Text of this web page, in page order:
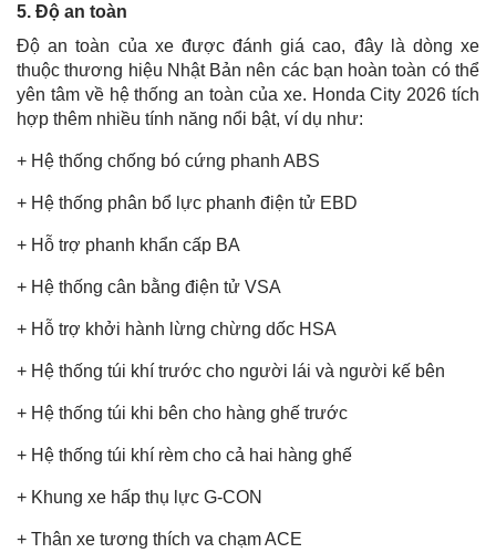
5. Độ an toàn
Độ an toàn của xe được đánh giá cao, đây là dòng xe
thuộc thương hiệu Nhật Bản nên các bạn hoàn toàn có thể
yên tâm về hệ thống an toàn của xe. Honda City 2026 tích
hợp thêm nhiều tính năng nổi bật, ví dụ như:
+ Hệ thống chống bó cứng phanh ABS
+ Hệ thống phân bổ lực phanh điện tử EBD
+ Hỗ trợ phanh khẩn cấp BA
+ Hệ thống cân bằng điện tử VSA
+ Hỗ trợ khởi hành lừng chừng dốc HSA
+ Hệ thống túi khí trước cho người lái và người kế bên
+ Hệ thống túi khi bên cho hàng ghế trước
+ Hệ thống túi khí rèm cho cả hai hàng ghế
+ Khung xe hấp thụ lực G-CON
+ Thân xe tương thích va chạm ACE